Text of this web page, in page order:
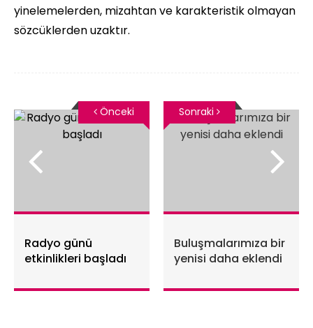
yinelemelerden, mizahtan ve karakteristik olmayan
sözcüklerden uzaktır.
Radyo günü
etkinlikleri başladı
Önceki
Buluşmalarımıza bir
yenisi daha eklendi
Sonraki